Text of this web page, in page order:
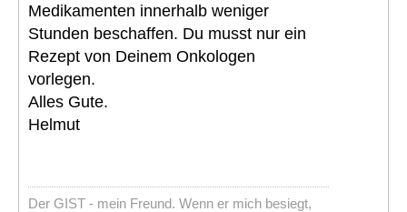
Medikamenten innerhalb weniger
Stunden beschaffen. Du musst nur ein
Rezept von Deinem Onkologen
vorlegen.
Alles Gute.
Helmut
Der GIST - mein Freund. Wenn er mich besiegt,